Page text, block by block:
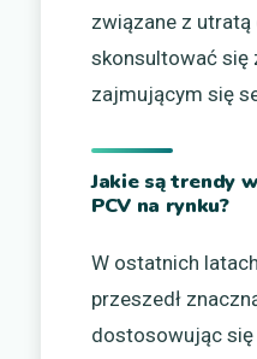
związane z utratą
skonsultować się
zajmującym się
Jakie są trendy
PCV na rynku?
W ostatnich
przeszedł
dostosowując